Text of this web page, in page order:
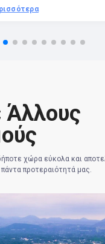
Άλλους
χώρα εύκολα και
προτεραιότητά μας.